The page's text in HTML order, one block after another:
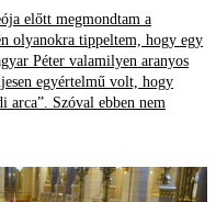
előtt megmondtam a
olyanokra tippeltem, hogy egy
Péter valamilyen aranyos
egyértelmű volt, hogy
arca”. Szóval ebben nem